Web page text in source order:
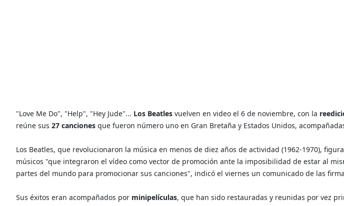
"Love Me Do", "Help", "Hey Jude"... Los Beatles vuelven en video el 6 de noviembre, con la
reúne sus 27 canciones que fueron número uno en Gran Bretaña y Estados Unidos,
Los Beatles, que revolucionaron la música en menos de diez años de actividad (1962-1970),
músicos "que integraron el vídeo como vector de promoción ante la imposibilidad de estar al
partes del mundo para promocionar sus canciones", indicó el viernes un comunicado de las
Sus éxitos eran acompañados por minipelículas, que han sido restauradas y reunidas por vez